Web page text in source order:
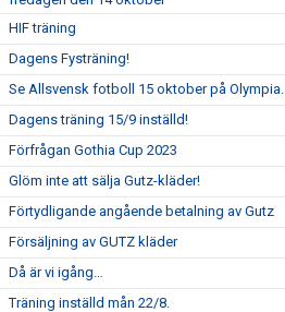
HIF träning
Dagens Fysträning!
Se Allsvensk fotboll 15 oktober på Olympia.
Dagens träning 15/9 inställd!
Förfrågan Gothia Cup 2023
Glöm inte att sälja Gutz-kläder!
Förtydligande angående betalning av Gutz
Försäljning av GUTZ kläder
Då är vi igång…
Träning inställd mån 22/8.